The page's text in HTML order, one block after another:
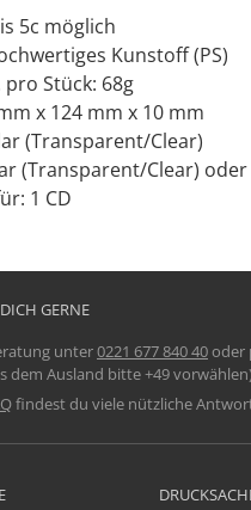
5c möglich
Kunstoff (PS)
pro Stück: 68g
x 124 mm x 10 mm
(Transparent/Clear)
(Transparent/Clear) oder
1 CD
GERNE
unter0221 677 840 40oder
dem Ausland bitte +49
findest du viele nützliche